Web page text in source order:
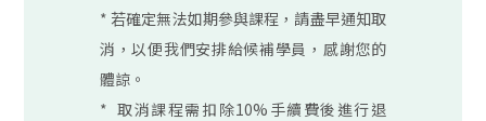
​* 若確定無法如期參與課程，請盡早通知取
消，以便我們安排給候補學員，感謝您的
體諒。
* 取消課程需扣除10%手續費後進行退